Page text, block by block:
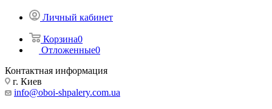
Личный кабинет
Корзина0
Отложенные0
Контактная информация
г. Киев
info@oboi-shpalery.com.ua